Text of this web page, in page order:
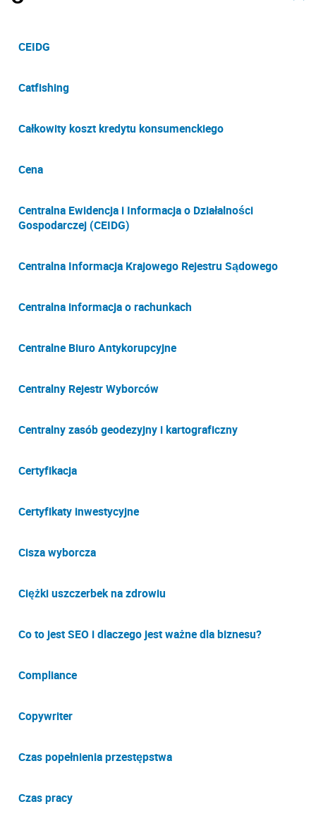
CEIDG
Catfishing
Całkowity koszt kredytu konsumenckiego
Cena
Centralna Ewidencja i Informacja o Działalności
Gospodarczej (CEIDG)
Centralna Informacja Krajowego Rejestru Sądowego
Centralna informacja o rachunkach
Centralne Biuro Antykorupcyjne
Centralny Rejestr Wyborców
Centralny zasób geodezyjny i kartograficzny
Certyfikacja
Certyfikaty inwestycyjne
Cisza wyborcza
Ciężki uszczerbek na zdrowiu
Co to jest SEO i dlaczego jest ważne dla biznesu?
Compliance
Copywriter
Czas popełnienia przestępstwa
Czas pracy